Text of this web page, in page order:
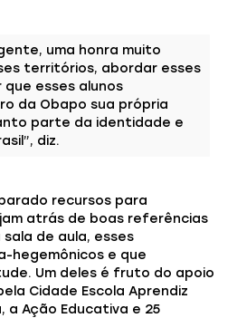
uma honra muito
territórios, abordar esses
esses alunos
da Obapo sua própria
parte da identidade e
diz.
recursos para
atrás de boas referências
de aula, esses
hegemônicos e que
Um deles é fruto do apoio
Cidade Escola Aprendiz
a Ação Educativa e 25